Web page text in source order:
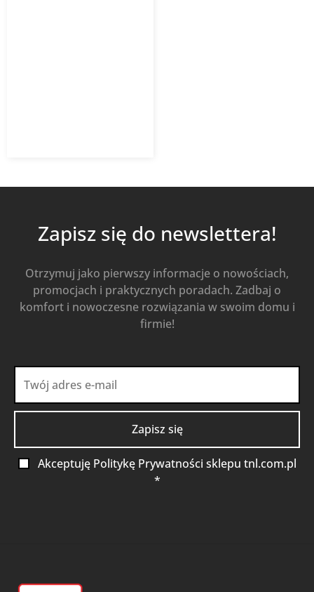
Zapisz się do newslettera!
Otrzymuj jako pierwszy informacje o nowościach,
promocjach i praktycznych poradach. Zadbaj o
komfort i nowoczesne rozwiązania w swoim domu i
firmie!
Akceptuję Politykę Prywatności sklepu tnl.com.pl
*